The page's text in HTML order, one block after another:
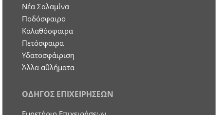
Νέα Σαλαμίνα
Ποδόσφαιρο
Καλαθόσφαιρα
Πετόσφαιρα
Υδατοσφάιριση
Άλλα αθλήματα
ΟΔΗΓΟΣ ΕΠΙΧΕΙΡΗΣΕΩΝ